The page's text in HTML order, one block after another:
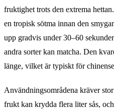
fruktighet trots den extrema
en tropisk sötma innan den
upp gradvis under 30–60
andra sorter kan matcha. Den
länge, vilket är typiskt för
Användningsområdena kräver
frukt kan krydda flera liter sås,